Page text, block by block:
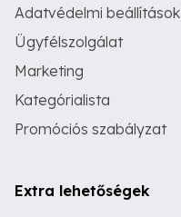
Adatvédelmi beállítások
Ügyfélszolgálat
Marketing
Kategórialista
Promóciós szabályzat
Extra lehetőségek